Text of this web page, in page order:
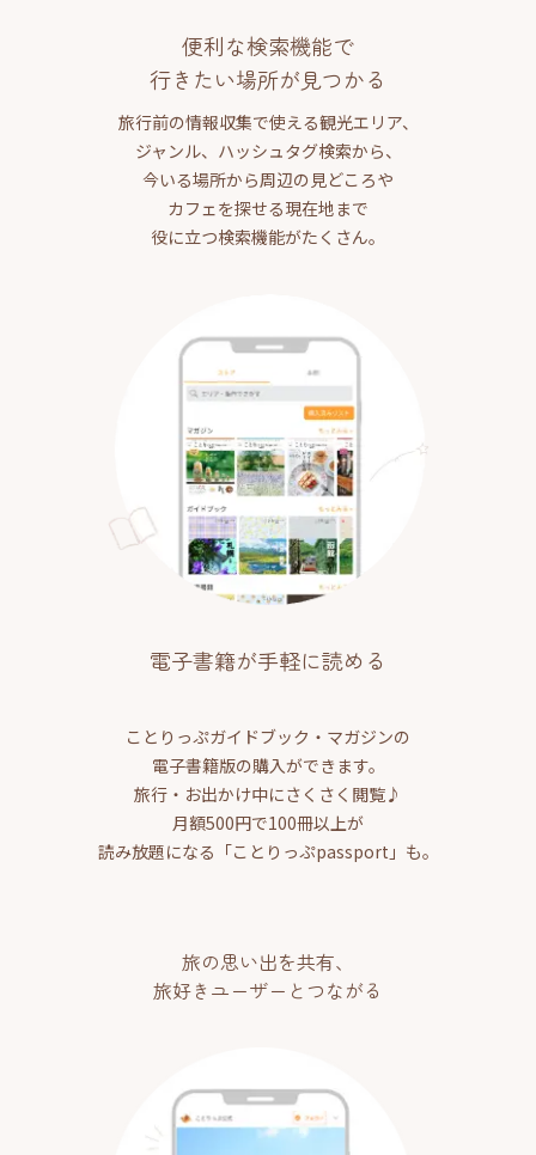
便利な検索機能で
行きたい場所が見つかる
旅行前の情報収集で使える観光エリア、
ジャンル、ハッシュタグ検索から、
今いる場所から周辺の見どころや
カフェを探せる現在地まで
役に立つ検索機能がたくさん。
電子書籍が手軽に読める
ことりっぷガイドブック・マガジンの
電子書籍版の購入ができます。
旅行・お出かけ中にさくさく閲覧♪
月額500円で100冊以上が
読み放題になる「ことりっぷpassport」も。
旅の思い出を共有、
旅好きユーザーとつながる